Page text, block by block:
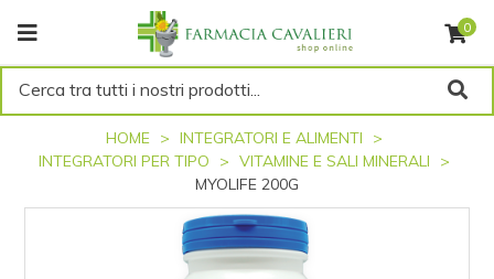
0
Cerca tra tutti i nostri prodotti...
HOME
INTEGRATORI E ALIMENTI
INTEGRATORI PER TIPO
VITAMINE E SALI MINERALI
MYOLIFE 200G